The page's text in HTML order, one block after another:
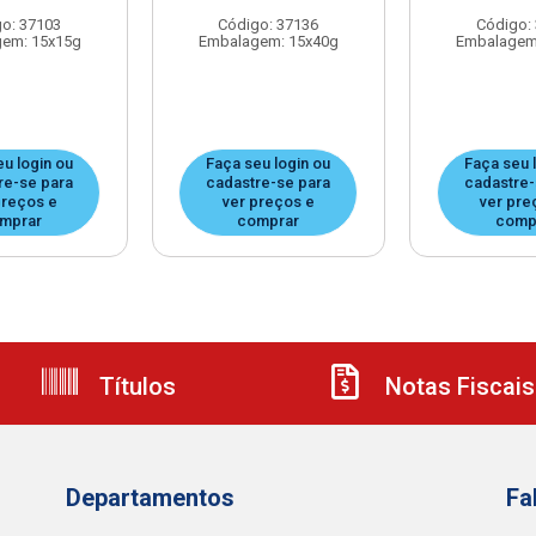
37103
15x15g
login ou
se para
e
Código: 37136
Embalagem: 15x40g
Faça seu login ou
cadastre-se para
ver preços e
comprar
Código:
Faça seu
ver
Títulos Notas Fiscais
Departamentos